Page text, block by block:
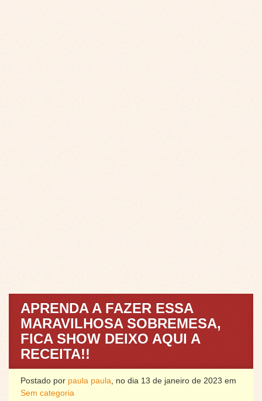
APRENDA A FAZER ESSA
MARAVILHOSA SOBREMESA,
FICA SHOW DEIXO AQUI A
RECEITA!!
Postado por paula paula, no dia 13 de janeiro de 2023 em
Sem categoria